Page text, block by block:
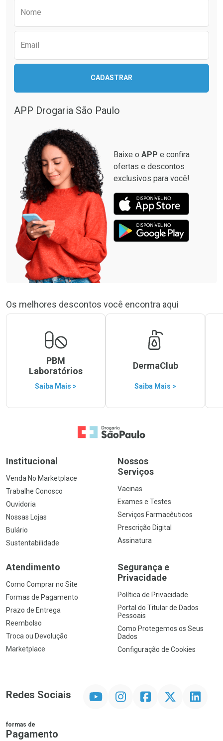
Nome
Email
CADASTRAR
APP Drogaria São Paulo
Baixe o APP e confira
ofertas e descontos
exclusivos para você!
Os melhores descontos você encontra aqui
PBM
Laboratórios
Saiba Mais >
DermaClub
Saiba Mais >
Ir para a Home
Institucional
Venda No Marketplace
Trabalhe Conosco
Ouvidoria
Nossas Lojas
Bulário
Sustentabilidade
Nossos
Serviços
Vacinas
Exames e Testes
Serviços Farmacêuticos
Prescrição Digital
Assinatura
Atendimento
Como Comprar no Site
Formas de Pagamento
Prazo de Entrega
Reembolso
Troca ou Devolução
Marketplace
Segurança e
Privacidade
Política de Privacidade
Portal do Titular de Dados
Pessoais
Como Protegemos os Seus
Dados
Configuração de Cookies
Redes Sociais InstagramFacebookTwitter Linkedin
formas de
Pagamento